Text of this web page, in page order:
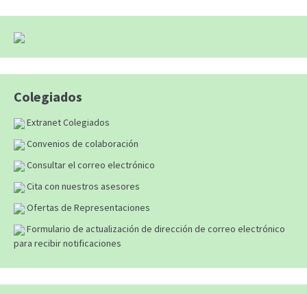
Colegiados
Extranet Colegiados
Convenios de colaboración
Consultar el correo electrónico
Cita con nuestros asesores
Ofertas de Representaciones
Formulario de actualización de dirección de correo electrónico
para recibir notificaciones